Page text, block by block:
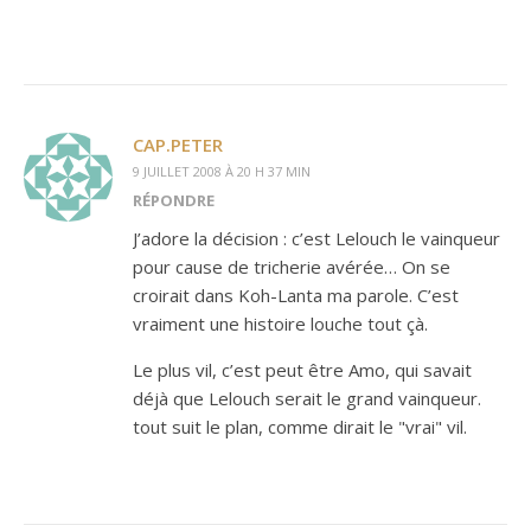
CAP.PETER
9 JUILLET 2008 À 20 H 37 MIN
RÉPONDRE
J’adore la décision : c’est Lelouch le vainqueur
pour cause de tricherie avérée… On se
croirait dans Koh-Lanta ma parole. C’est
vraiment une histoire louche tout çà.
Le plus vil, c’est peut être Amo, qui savait
déjà que Lelouch serait le grand vainqueur.
tout suit le plan, comme dirait le "vrai" vil.